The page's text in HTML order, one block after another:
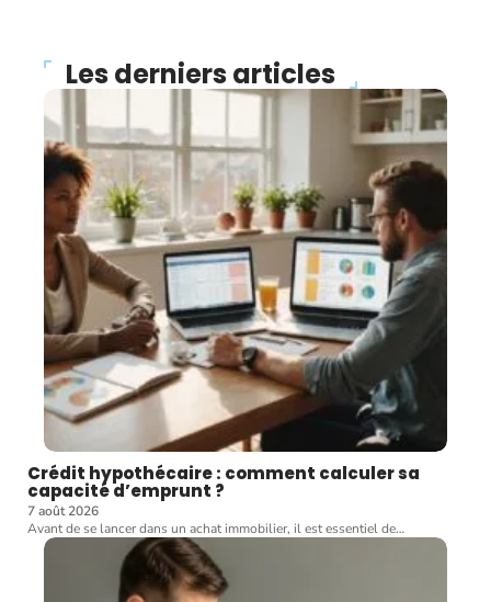
Les derniers articles
Crédit hypothécaire : comment calculer sa
capacité d’emprunt ?
7 août 2026
Avant de se lancer dans un achat immobilier, il est essentiel de…